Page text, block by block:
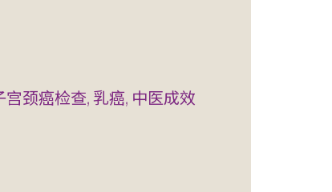
颈癌检查, 乳癌, 中医成效